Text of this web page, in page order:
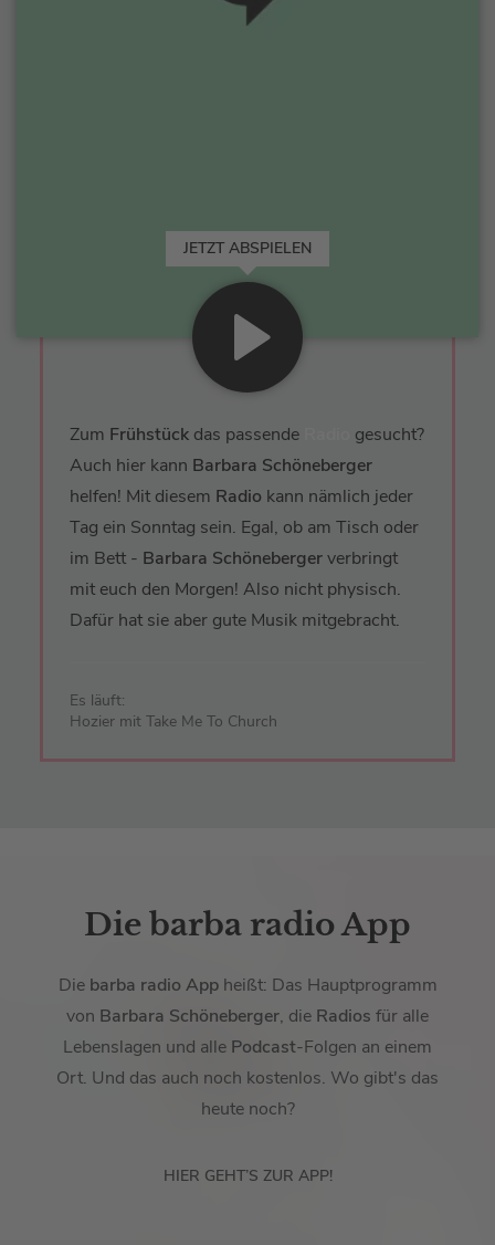
JETZT ABSPIELEN
Zum Frühstück das passende
gesucht?
Auch hier kann Barbara Schöneberger
helfen! Mit diesem Radio kann nämlich jeder
Tag ein Sonntag sein. Egal, ob am Tisch oder
im Bett - Barbara Schönebergerverbringt
mit euch den Morgen! Also nicht physisch.
Dafür hat sie aber gute Musik mitgebracht.
Es läuft:
Hozier mit Take Me To Church
Die barba radio App
Diebarba radio Appheißt: Das Hauptprogramm
von Barbara Schöneberger, die Radios für alle
Lebenslagen und alle Podcast-Folgen an einem
Ort. Und das auch noch kostenlos. Wo gibt's das
heute noch?
HIER GEHT’S ZUR APP!